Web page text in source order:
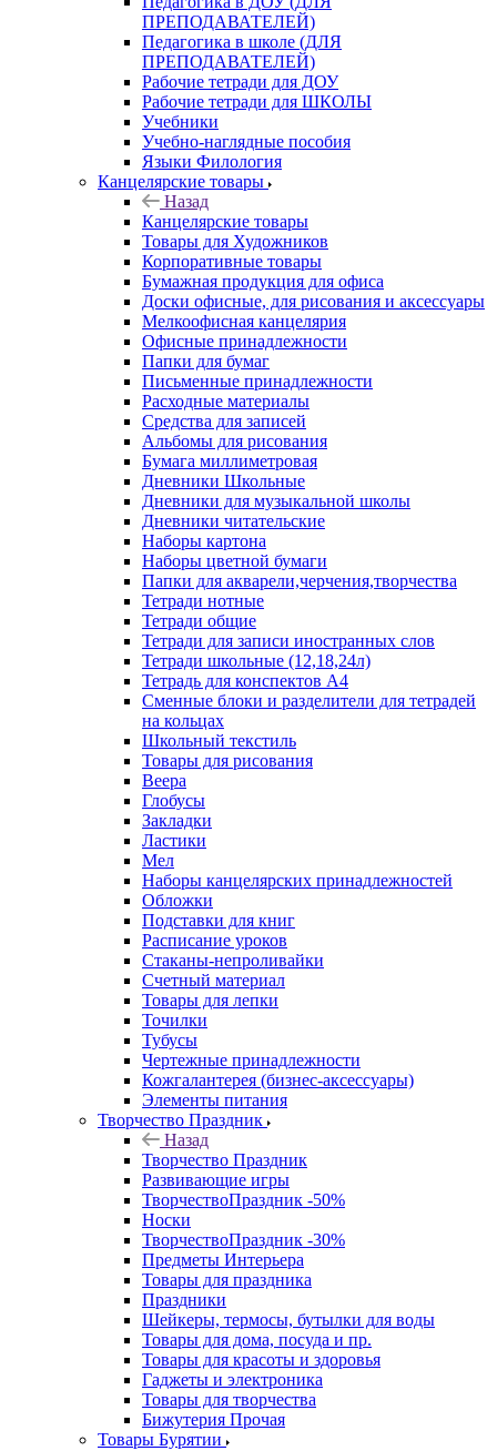
ПРЕПОДАВАТЕЛЕЙ)
Педагогика в школе (ДЛЯ
ПРЕПОДАВАТЕЛЕЙ)
Рабочие тетради для ДОУ
Рабочие тетради для ШКОЛЫ
Учебники
Учебно-наглядные пособия
Языки Филология
Канцелярские товары
Назад
Канцелярские товары
Товары для Художников
Корпоративные товары
Бумажная продукция для офиса
Доски офисные, для рисования и аксессуары
Мелкоофисная канцелярия
Офисные принадлежности
Папки для бумаг
Письменные принадлежности
Расходные материалы
Средства для записей
Альбомы для рисования
Бумага миллиметровая
Дневники Школьные
Дневники для музыкальной школы
Дневники читательские
Наборы картона
Наборы цветной бумаги
Папки для акварели,черчения,творчества
Тетради нотные
Тетради общие
Тетради для записи иностранных слов
Тетради школьные (12,18,24л)
Тетрадь для конспектов А4
Сменные блоки и разделители для тетрадей
на кольцах
Школьный текстиль
Товары для рисования
Веера
Глобусы
Закладки
Ластики
Мел
Наборы канцелярских принадлежностей
Обложки
Подставки для книг
Расписание уроков
Стаканы-непроливайки
Счетный материал
Товары для лепки
Точилки
Тубусы
Чертежные принадлежности
Кожгалантерея (бизнес-аксессуары)
Элементы питания
Творчество Праздник
Назад
Творчество Праздник
Развивающие игры
ТворчествоПраздник -50%
Носки
ТворчествоПраздник -30%
Предметы Интерьера
Товары для праздника
Праздники
Шейкеры, термосы, бутылки для воды
Товары для дома, посуда и пр.
Товары для красоты и здоровья
Гаджеты и электроника
Товары для творчества
Бижутерия Прочая
Товары Бурятии